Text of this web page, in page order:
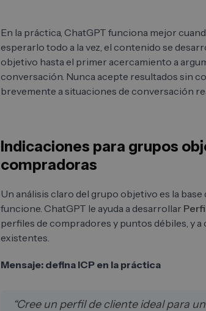
En la práctica, ChatGPT funciona mejor
esperarlo todo a la vez, el contenido se
objetivo hasta el primer acercamiento a
conversación. Nunca acepte resultados sin
brevemente a situaciones de conversación
Indicaciones para grupos
compradoras
Un análisis claro del grupo objetivo es la
funcione. ChatGPT le ayuda a desarrollar
perfiles de compradores y puntos débiles, y
existentes.
Mensaje: defina ICP en la práctica
“Cree un perfil de cliente ideal para